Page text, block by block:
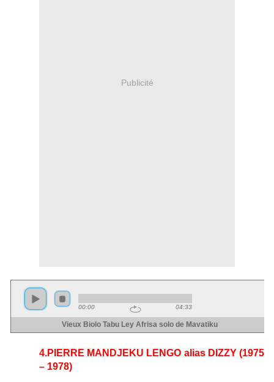
Publicité
4.PIERRE MANDJEKU LENGO alias DIZZY (1975
– 1978)